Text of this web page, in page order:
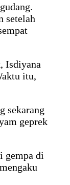
setelah
Isdiyana
itu,
sekarang
geprek
gempa di